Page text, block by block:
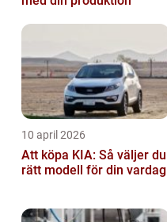
10 april 2026
Att köpa KIA: Så väljer du
rätt modell för din vardag